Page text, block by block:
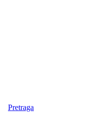
Pretraga